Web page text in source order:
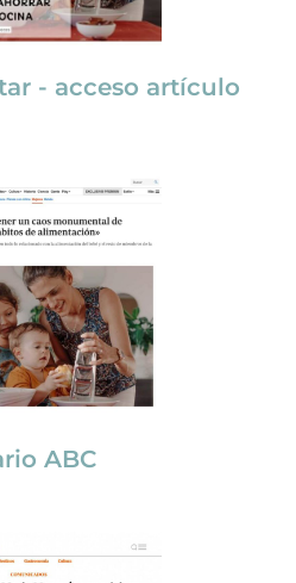
- acceso artículo
ABC